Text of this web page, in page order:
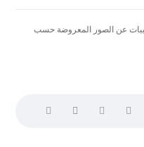
عن الصور المعروضة حسب